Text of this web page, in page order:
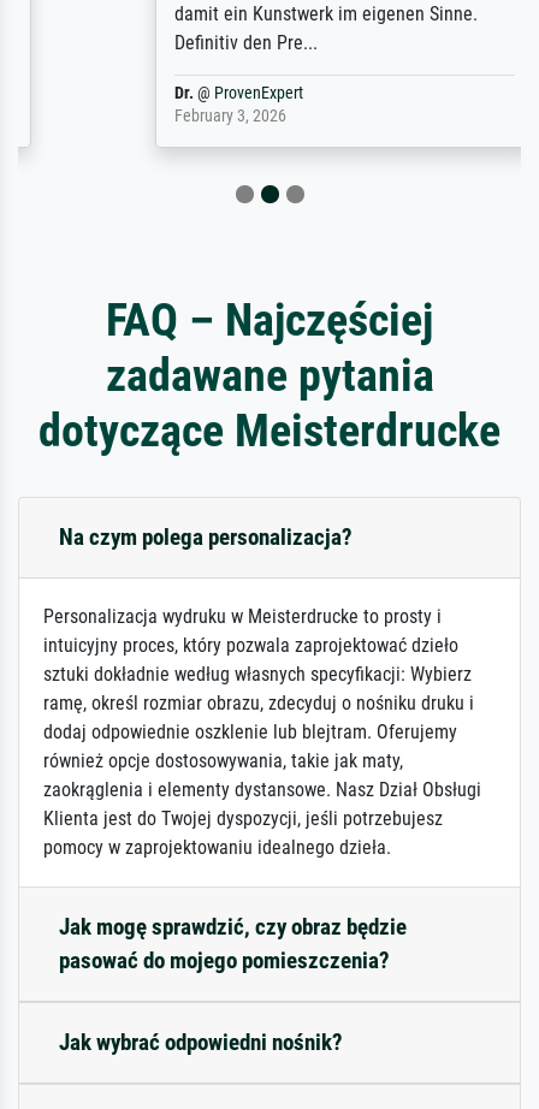
damit ein Kunstwerk im eigenen Sinne.
Definitiv den Pre...
ProvenExpert
February 3, 2026
FAQ – Najczęściej
zadawane pytania
dotyczące Meisterdrucke
Na czym polega personalizacja?
Personalizacja wydruku w Meisterdrucke to prosty i
intuicyjny proces, który pozwala zaprojektować dzieło
sztuki dokładnie według własnych specyfikacji: Wybierz
ramę, określ rozmiar obrazu, zdecyduj o nośniku druku i
dodaj odpowiednie oszklenie lub blejtram. Oferujemy
również opcje dostosowywania, takie jak maty,
zaokrąglenia i elementy dystansowe. Nasz Dział Obsługi
Klienta jest do Twojej dyspozycji, jeśli potrzebujesz
pomocy w zaprojektowaniu idealnego dzieła.
Jak mogę sprawdzić, czy obraz będzie
pasować do mojego pomieszczenia?
Jak wybrać odpowiedni nośnik?